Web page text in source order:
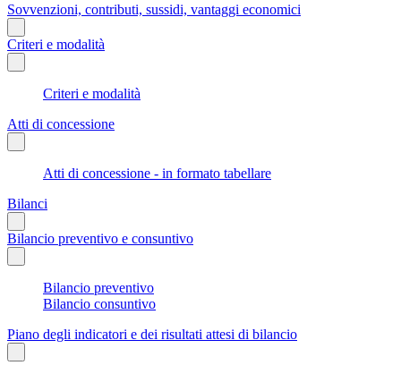
Sovvenzioni, contributi, sussidi, vantaggi economici
Criteri e modalità
Criteri e modalità
Atti di concessione
Atti di concessione - in formato tabellare
Bilanci
Bilancio preventivo e consuntivo
Bilancio preventivo
Bilancio consuntivo
Piano degli indicatori e dei risultati attesi di bilancio